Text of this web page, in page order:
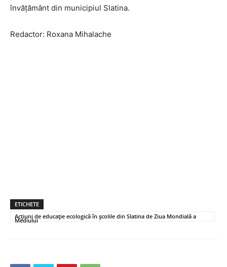
învățământ din municipiul Slatina.
Redactor: Roxana Mihalache
ETICHETE
Acțiuni de educație ecologică în școlile din Slatina de Ziua Mondială a
Mediului